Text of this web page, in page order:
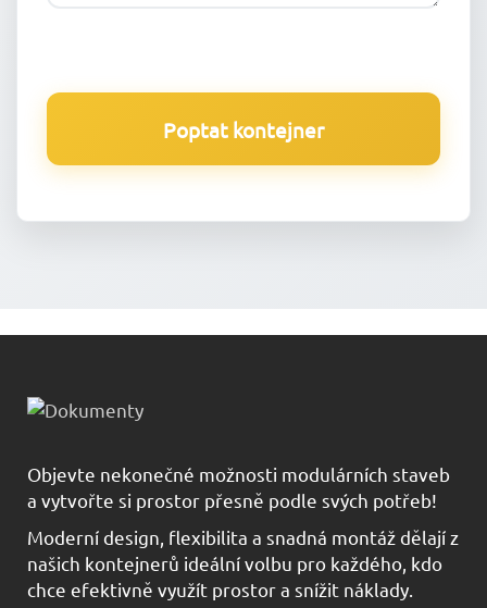
Poptat kontejner
Objevte nekonečné možnosti modulárních staveb
a vytvořte si prostor přesně podle svých potřeb!
Moderní design, flexibilita a snadná montáž dělají z
našich kontejnerů ideální volbu pro každého, kdo
chce efektivně využít prostor a snížit náklady.